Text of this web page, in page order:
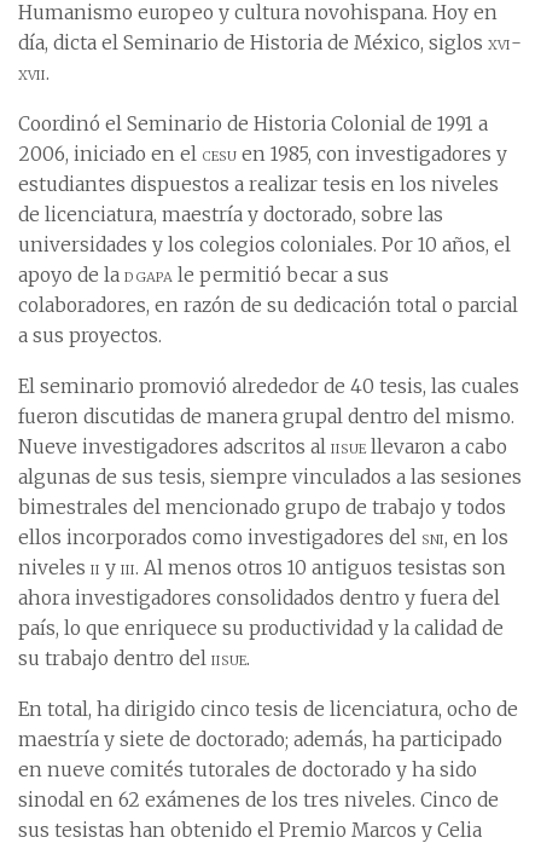
Humanismo europeo y cultura novohispana. Hoy en
día, dicta el Seminario de Historia de México, siglos xvi-
xvii.
Coordinó el Seminario de Historia Colonial de 1991 a
2006, iniciado en el cesu en 1985, con investigadores y
estudiantes dispuestos a realizar tesis en los niveles
de licenciatura, maestría y doctorado, sobre las
universidades y los colegios coloniales. Por 10 años, el
apoyo de la dgapa le permitió becar a sus
colaboradores, en razón de su dedicación total o parcial
a sus proyectos.
El seminario promovió alrededor de 40 tesis, las cuales
fueron discutidas de manera grupal dentro del mismo.
Nueve investigadores adscritos al iisuellevaron a cabo
algunas de sus tesis, siempre vinculados a las sesiones
bimestrales del mencionado grupo de trabajo y todos
ellos incorporados como investigadores del sni, en los
niveles ii y iii. Al menos otros 10 antiguos tesistas son
ahora investigadores consolidados dentro y fuera del
país, lo que enriquece su productividad y la calidad de
su trabajo dentro del iisue.
En total, ha dirigido cinco tesis de licenciatura, ocho de
maestría y siete de doctorado; además, ha participado
en nueve comités tutorales de doctorado y ha sido
sinodal en 62 exámenes de los tres niveles. Cinco de
sus tesistas han obtenido el Premio Marcos y Celia